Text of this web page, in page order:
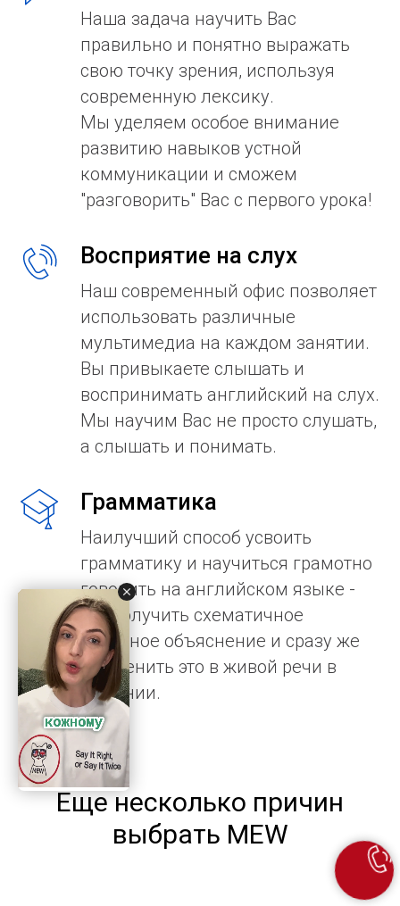
Наша задача научить Вас
правильно и понятно выражать
свою точку зрения, используя
современную лексику.
Мы уделяем особое внимание
развитию навыков устной
коммуникации и сможем
"разговорить" Вас с первого урока!
Восприятие на слух
Наш современный офис позволяет
использовать различные
мультимедиа на каждом занятии.
Вы привыкаете слышать и
воспринимать английский на слух.
Мы научим Вас не просто слушать,
а слышать и понимать.
Грамматика
Наилучший способ усвоить
грамматику и научиться грамотно
говорить на английском языке -
это получить схематичное
понятное объяснение и сразу же
применить это в живой речи в
общении.
Еще несколько причин
выбрать MEW